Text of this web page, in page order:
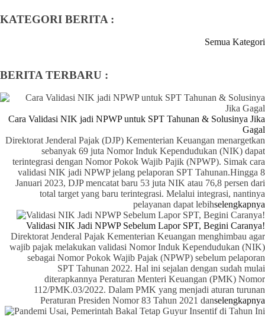
KATEGORI BERITA :
Semua Kategori
BERITA TERBARU :
Cara Validasi NIK jadi NPWP untuk SPT Tahunan & Solusinya Jika
Gagal
Direktorat Jenderal Pajak (DJP) Kementerian Keuangan menargetkan
sebanyak 69 juta Nomor Induk Kependudukan (NIK) dapat
terintegrasi dengan Nomor Pokok Wajib Pajik (NPWP). Simak cara
validasi NIK jadi NPWP jelang pelaporan SPT Tahunan.Hingga 8
Januari 2023, DJP mencatat baru 53 juta NIK atau 76,8 persen dari
total target yang baru terintegrasi. Melalui integrasi, nantinya
pelayanan dapat lebihselengkapnya
Validasi NIK Jadi NPWP Sebelum Lapor SPT, Begini Caranya!
Direktorat Jenderal Pajak Kementerian Keuangan menghimbau agar
wajib pajak melakukan validasi Nomor Induk Kependudukan (NIK)
sebagai Nomor Pokok Wajib Pajak (NPWP) sebelum pelaporan
SPT Tahunan 2022. Hal ini sejalan dengan sudah mulai
diterapkannya Peraturan Menteri Keuangan (PMK) Nomor
112/PMK.03/2022. Dalam PMK yang menjadi aturan turunan
Peraturan Presiden Nomor 83 Tahun 2021 danselengkapnya